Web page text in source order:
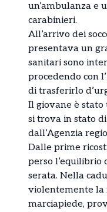
un’ambulanza e
carabinieri.
All’arrivo dei
presentava un
sanitari sono
procedendo con
di trasferirlo
Il giovane è stato
si trova in stato
dall’Agenzia
Dalle prime
perso l’equilibrio
serata. Nella
violentemente la
marciapiede,